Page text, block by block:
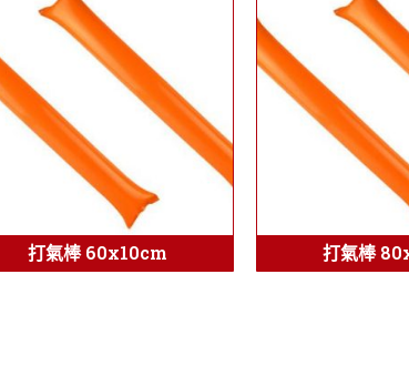
打氣棒 60x10cm 打氣棒